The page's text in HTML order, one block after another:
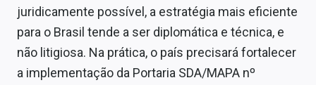
juridicamente possível, a estratégia mais eficiente
para o Brasil tende a ser diplomática e técnica, e
não litigiosa. Na prática, o país precisará fortalecer
a implementação da Portaria SDA/MAPA nº